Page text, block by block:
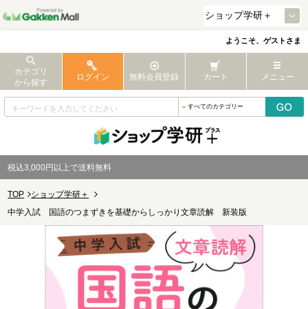
ようこそ、ゲストさま
カテゴリ
から探す
ログイン 無料会員登録 カート メニュー
税込3,000円以上で送料無料
TOP
ショップ学研＋
中学入試 国語のつまずきを基礎からしっかり文章読解 新装版